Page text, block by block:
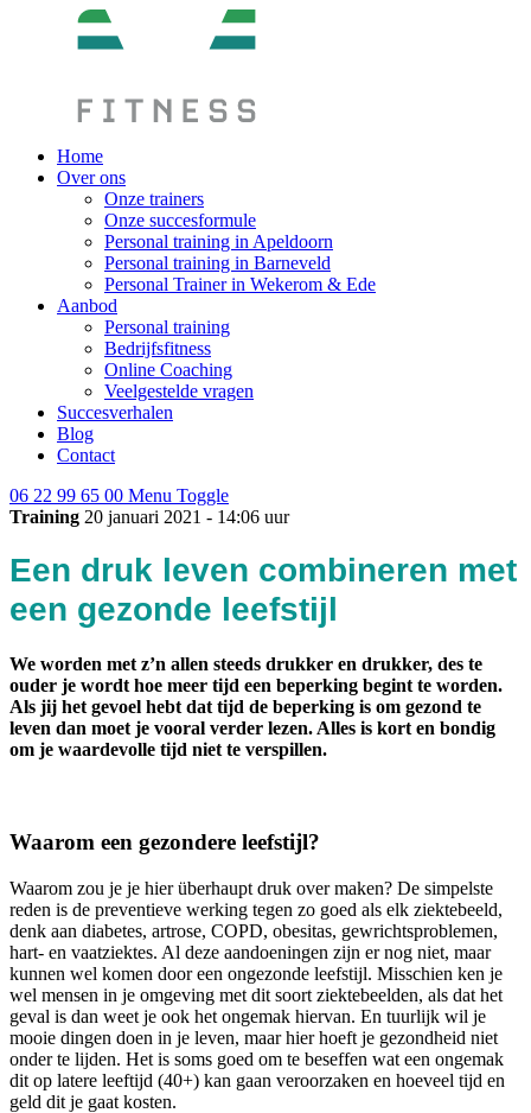
Home
Over ons
Onze trainers
Onze succesformule
Personal training in Apeldoorn
Personal training in Barneveld
Personal Trainer in Wekerom & Ede
Aanbod
Personal training
Bedrijfsfitness
Online Coaching
Veelgestelde vragen
Succesverhalen
Blog
Contact
06 22 99 65 00 Menu Toggle
Training 20 januari 2021 - 14:06 uur
Een druk leven combineren met
een gezonde leefstijl
We worden met z’n allen steeds drukker en drukker, des te
ouder je wordt hoe meer tijd een beperking begint te worden.
Als jij het gevoel hebt dat tijd de beperking is om gezond te
leven dan moet je vooral verder lezen. Alles is kort en bondig
om je waardevolle tijd niet te verspillen.
Waarom een gezondere leefstijl?
Waarom zou je je hier überhaupt druk over maken? De simpelste
reden is de preventieve werking tegen zo goed als elk ziektebeeld,
denk aan diabetes, artrose, COPD, obesitas, gewrichtsproblemen,
hart- en vaatziektes. Al deze aandoeningen zijn er nog niet, maar
kunnen wel komen door een ongezonde leefstijl. Misschien ken je
wel mensen in je omgeving met dit soort ziektebeelden, als dat het
geval is dan weet je ook het ongemak hiervan. En tuurlijk wil je
mooie dingen doen in je leven, maar hier hoeft je gezondheid niet
onder te lijden. Het is soms goed om te beseffen wat een ongemak
dit op latere leeftijd (40+) kan gaan veroorzaken en hoeveel tijd en
geld dit je gaat kosten.